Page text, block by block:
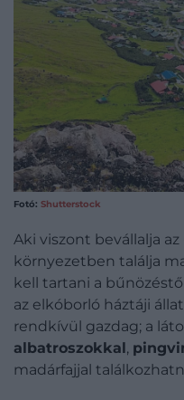
Fotó: Shutterstock
Aki viszont bevállalja
környezetben találja
kell tartani a
az elkóborló háztáji
rendkívül gazdag; a
albatroszokkal,
madárfajjal